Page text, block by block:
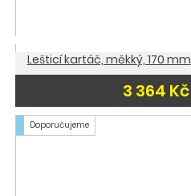
Lešticí kartáč, měkký, 170 mm
3 364 Kč
Doporučujeme